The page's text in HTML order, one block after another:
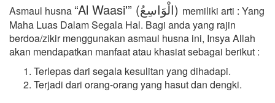
Asmaul husna
“Al Waasi'” (الْوَاسِعُ) memiliki arti : Yang
Maha Luas Dalam Segala Hal. Bagi anda yang rajin
berdoa/zikir menggunakan asmaul husna ini, Insya Allah
akan mendapatkan manfaat atau khasiat sebagai berikut :
Terlepas dari segala kesulitan yang dihadapi.
Terjadi dari orang-orang yang hasut dan dengki.